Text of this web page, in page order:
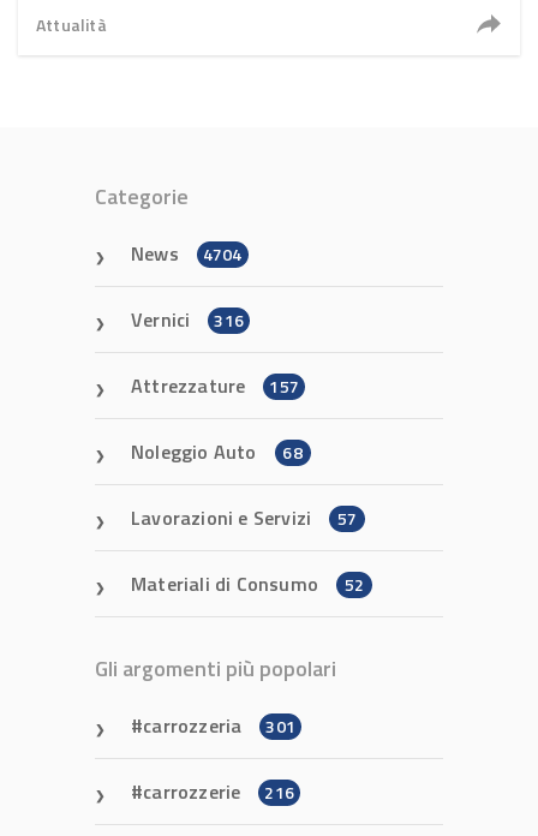
Attualità
Categorie
News 4704
Vernici 316
Attrezzature 157
Noleggio Auto 68
Lavorazioni e Servizi 57
Materiali di Consumo 52
Gli argomenti più popolari
carrozzeria 301
carrozzerie 216